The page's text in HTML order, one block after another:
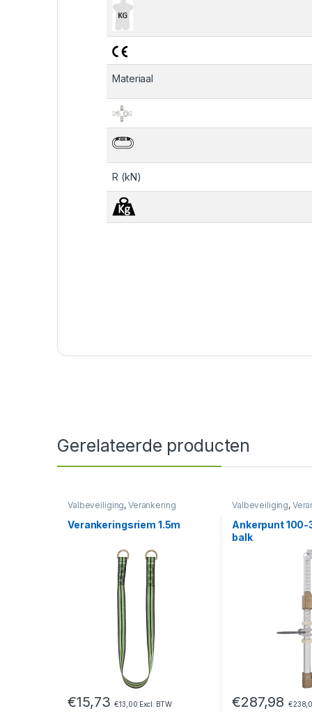
Materiaal
R (kN)
Gerelateerde producten
Valbeveiliging, Verankering
Verankeringsriem 1.5m
€15,73 €13,00 Excl. BTW
Valbeveiliging,
Ankerpunt 100-
balk
€287,98 €